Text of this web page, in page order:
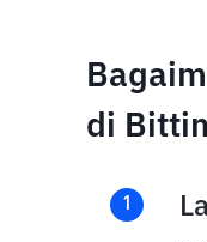
di
1